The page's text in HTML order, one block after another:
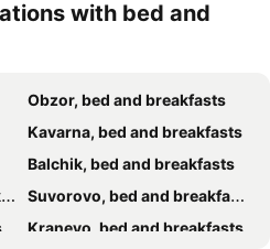
with bed and
Obzor, bed and breakfasts
Kavarna, bed and breakfasts
Balchik, bed and breakfasts
Suvorovo, bed and breakfasts
Kranevo, bed and breakfasts